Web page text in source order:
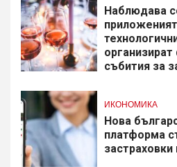
Наблюдава
събития за
ИКОНОМИКА
Нова
платформа